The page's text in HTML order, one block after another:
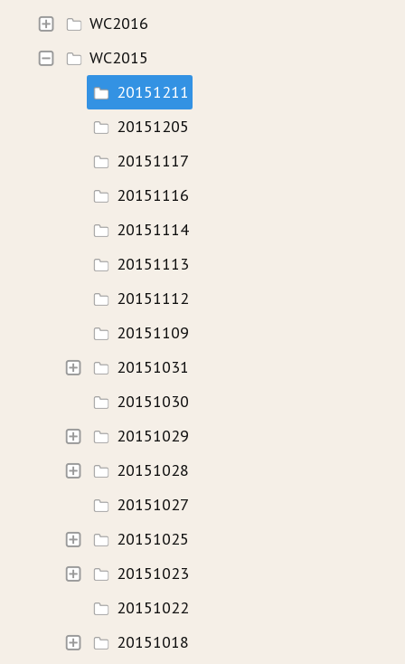
WAVECAMP 2019
WAVECAMP 2017
FOTOGALERIE
WC2016
WC2015
20151211
20151205
20151117
20151116
20151114
20151113
20151112
20151109
20151031
20151030
20151029
20151028
20151027
20151025
20151023
20151022
20151018